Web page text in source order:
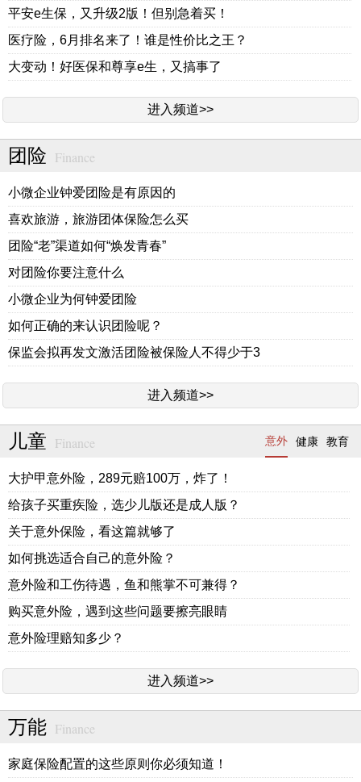
平安e生保，又升级2版！但别急着买！
医疗险，6月排名来了！谁是性价比之王？
大变动！好医保和尊享e生，又搞事了
进入频道>>
团险 Finance
小微企业钟爱团险是有原因的
喜欢旅游，旅游团体保险怎么买
团险“老”渠道如何“焕发青春”
对团险你要注意什么
小微企业为何钟爱团险
如何正确的来认识团险呢？
保监会拟再发文激活团险被保险人不得少于3
进入频道>>
儿童 Finance 意外 健康 教育
大护甲意外险，289元赔100万，炸了！
给孩子买重疾险，选少儿版还是成人版？
关于意外保险，看这篇就够了
如何挑选适合自己的意外险？
意外险和工伤待遇，鱼和熊掌不可兼得？
购买意外险，遇到这些问题要擦亮眼睛
意外险理赔知多少？
进入频道>>
万能 Finance
家庭保险配置的这些原则你必须知道！